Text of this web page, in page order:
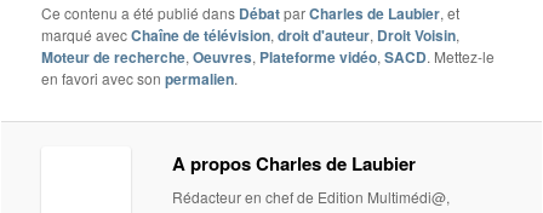
Ce contenu a été publié dans DébatparCharles de Laubier, et
marqué avecChaîne de télévision,droit d'auteur, Droit Voisin,
Moteur de recherche,Oeuvres, Plateforme vidéo,SACD. Mettez-le
en favori avec sonpermalien.
A propos Charles de Laubier
Rédacteur en chef de Edition Multimédi@,